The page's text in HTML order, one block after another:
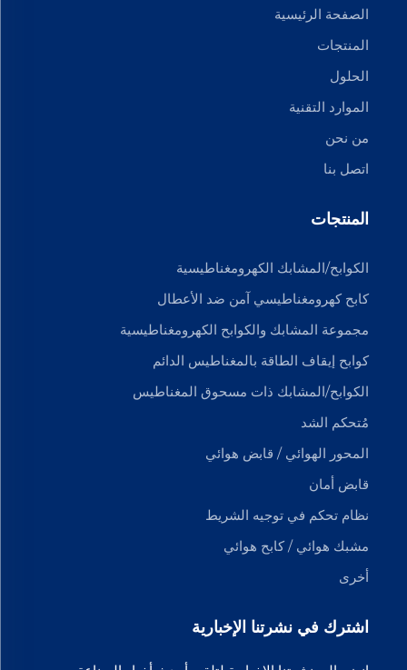
الصفحة الرئيسية
المنتجات
الحلول
الموارد التقنية
من نحن
اتصل بنا
المنتجات
الكوابح/المشابك الكهرومغناطيسية
كابح كهرومغناطيسي آمن ضد الأعطال
مجموعة المشابك والكوابح الكهرومغناطيسية
كوابح إيقاف الطاقة بالمغناطيس الدائم
الكوابح/المشابك ذات مسحوق المغناطيس
مُتحكم الشد
المحور الهوائي / قابض هوائي
قابض أمان
نظام تحكم في توجيه الشريط
مشبك هوائي / كابح هوائي
أخرى
اشترك في نشرتنا الإخبارية